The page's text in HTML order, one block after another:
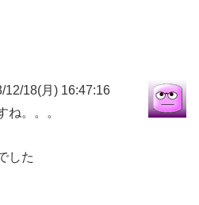
12/18(月) 16:47:16
ね。。。
した